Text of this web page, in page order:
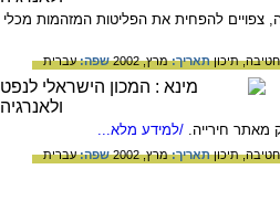
צפויים להפחית את הפליטות המזהמות מכלי
חטיבה,תיכוןתאריך:מרץ, 2002 שפה:עברית
/למידע מלא...
חטיבה,תיכוןתאריך:מרץ, 2002 שפה:עברית